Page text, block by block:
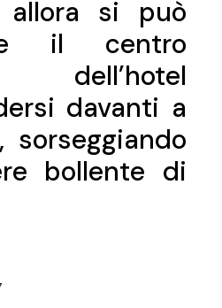
allora si può
il centro
dell’hotel
davanti a
sorseggiando
bollente di